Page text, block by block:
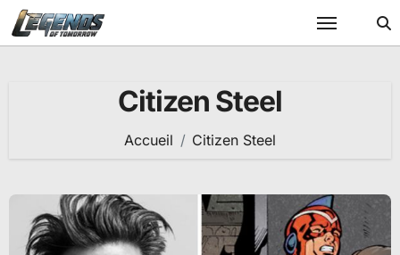
Passer
au
contenu
Citizen Steel
Accueil Citizen Steel